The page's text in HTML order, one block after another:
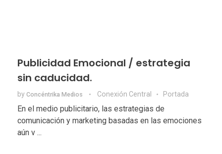
Publicidad Emocional / estrategia
sin caducidad.
by Concéntrika Medios Conexión Central Portada
En el medio publicitario, las estrategias de
comunicación y marketing basadas en las emociones
aún v ...